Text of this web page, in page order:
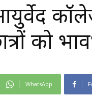
को
WhatsApp